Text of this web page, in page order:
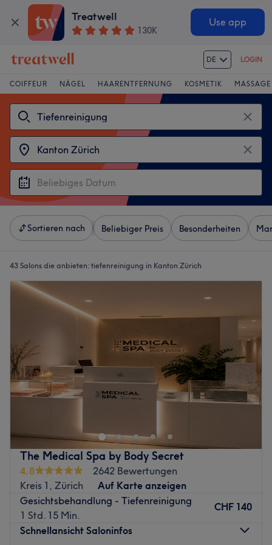
Treatwell
130K
Use app
DE LOGIN
COIFFEUR NÄGEL HAARENTFERNUNG KOSMETIK MASSAGE
Sortieren nach Beliebiger Preis Besonderheiten
43 Salons die anbieten: tiefenreinigung in Kanton Zürich
The Medical Spa by Body Secret
4.8
2642 Bewertungen
Kreis 1, Zürich
Auf Karte anzeigen
Gesichtsbehandlung - Tiefenreinigung
1 Std. 15 Min.
CHF 140
Schnellansicht Saloninfos